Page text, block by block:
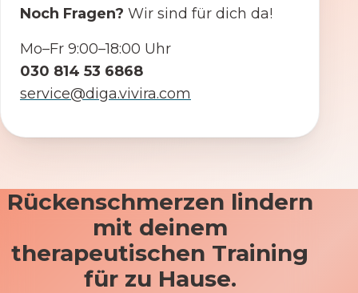
Noch Fragen? Wir sind für dich da!
Mo–Fr 9:00–18:00 Uhr
030 814 53 6868
service@diga.vivira.com
Rückenschmerzen lindern
mit deinem
therapeutischen Training
für zu Hause.